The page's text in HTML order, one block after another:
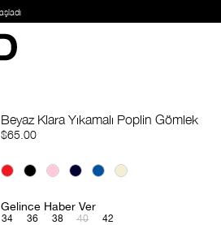
Beyaz Klara Yıkamalı Poplin Gömlek
$65.00
Gelince Haber Ver
34 36 38 40 42